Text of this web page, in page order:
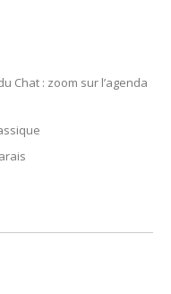
Chat : zoom sur l’agenda